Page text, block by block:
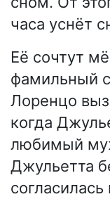
часа уснёт
Её сочтут
фамильный
Лоренцо
когда
любимый
Джульетта
согласилась